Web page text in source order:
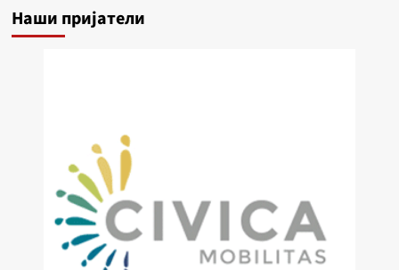
Наши пријатели